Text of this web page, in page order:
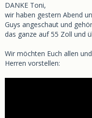
DANKE Toni,
wir haben gestern Abend
Guys angeschaut und
das ganze auf 55 Zoll und
Wir möchten Euch allen
Herren vorstellen: